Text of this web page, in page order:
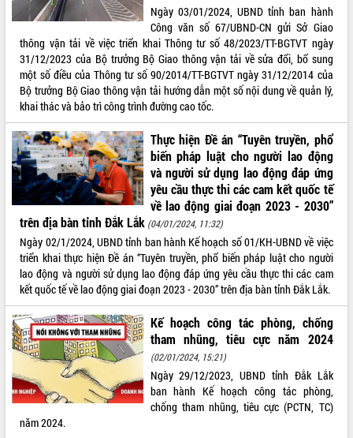
ĐIỂM TIN VĂN BẢN
QUY HOẠCH - KẾ HOẠCH
VIDEO
Không có file video nào để phát.
ALBUM ẢNH
Ngày 03/01/2024, UBND tỉnh ban hành
Công văn số 67/UBND-CN gửi Sở Giao
thông vận tải về việc triển khai Thông tư số 48/2023/TT-BGTVT ngày
31/12/2023 của Bộ trưởng Bộ Giao thông vận tải về sửa đổi, bổ sung
một số điều của Thông tư số 90/2014/TT-BGTVT ngày 31/12/2014 của
Bộ trưởng Bộ Giao thông vận tải hướng dẫn một số nội dung về quản lý,
khai thác và bảo trì công trình đường cao tốc.
Thực hiện Đề án “Tuyên truyền, phổ
biến pháp luật cho người lao động
và người sử dụng lao động đáp ứng
yêu cầu thực thi các cam kết quốc tế
về lao động giai đoạn 2023 - 2030”
trên địa bàn tỉnh Đắk Lắk (04/01/2024, 11:32)
Ngày 02/1/2024, UBND tỉnh ban hành Kế hoạch số 01/KH-UBND về việc
triển khai thực hiện Đề án “Tuyên truyền, phổ biến pháp luật cho người
lao động và người sử dụng lao động đáp ứng yêu cầu thực thi các cam
kết quốc tế về lao động giai đoạn 2023 - 2030” trên địa bàn tỉnh Đắk Lắk.
Kế hoạch công tác phòng, chống
tham nhũng, tiêu cực năm 2024
(02/01/2024, 15:21)
Ngày 29/12/2023, UBND tỉnh Đắk Lắk
ban hành Kế hoạch công tác phòng,
chống tham nhũng, tiêu cực (PCTN, TC)
năm 2024.